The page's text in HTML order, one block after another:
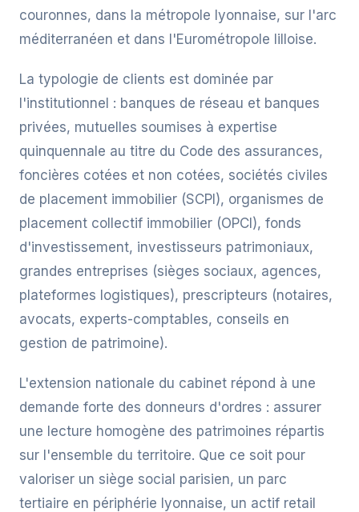
couronnes, dans la métropole lyonnaise, sur l'arc
méditerranéen et dans l'Eurométropole lilloise.
La typologie de clients est dominée par
l'institutionnel : banques de réseau et banques
privées, mutuelles soumises à expertise
quinquennale au titre du Code des assurances,
foncières cotées et non cotées, sociétés civiles
de placement immobilier (SCPI), organismes de
placement collectif immobilier (OPCI), fonds
d'investissement, investisseurs patrimoniaux,
grandes entreprises (sièges sociaux, agences,
plateformes logistiques), prescripteurs (notaires,
avocats, experts-comptables, conseils en
gestion de patrimoine).
L'extension nationale du cabinet répond à une
demande forte des donneurs d'ordres : assurer
une lecture homogène des patrimoines répartis
sur l'ensemble du territoire. Que ce soit pour
valoriser un siège social parisien, un parc
tertiaire en périphérie lyonnaise, un actif retail